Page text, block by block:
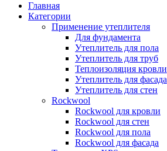
Главная
Категории
Применение утеплителя
Для фундамента
Утеплитель для пола
Утеплитель для труб
Теплоизоляция кровли
Утеплитель для фасада
Утеплитель для стен
Rockwool
Rockwool для кровли
Rockwool для стен
Rockwool для пола
Rockwool для фасада